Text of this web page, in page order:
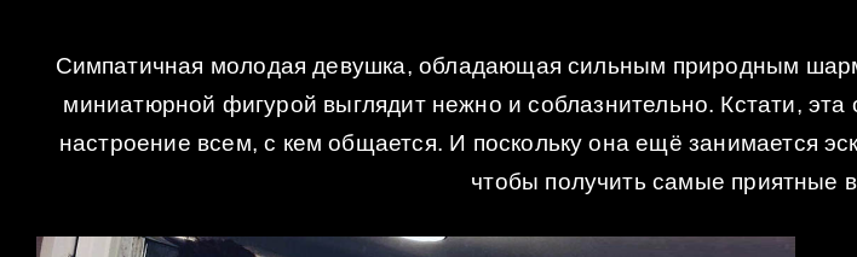
Симпатичная молодая девушка, обладающая сильным природным
миниатюрной фигурой выглядит нежно и соблазнительно. Кстати,
настроение всем, с кем общается. И поскольку она ещё занимается
чтобы получить самые приятные